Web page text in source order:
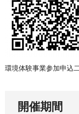
環境体験事業参加申込
開催期間